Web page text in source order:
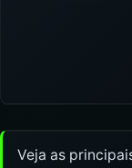
Veja as